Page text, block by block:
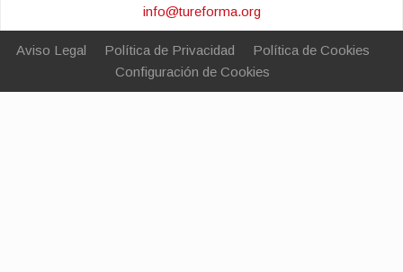
info@tureforma.org
Aviso Legal Política de Privacidad
Política de Cookies
Configuración de Cookies